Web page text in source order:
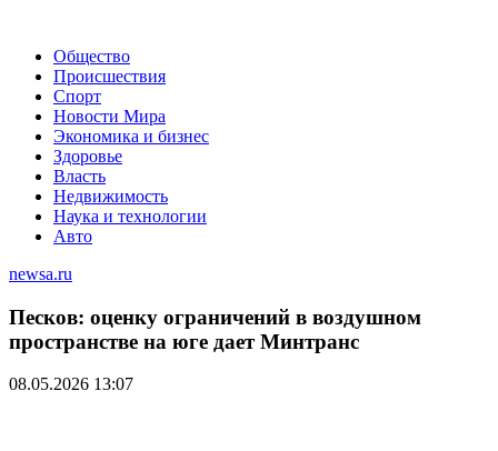
Общество
Происшествия
Спорт
Новости Мира
Экономика и бизнес
Здоровье
Власть
Недвижимость
Наука и технологии
Авто
newsa.ru
Песков: оценку ограничений в воздушном
пространстве на юге дает Минтранс
08.05.2026 13:07